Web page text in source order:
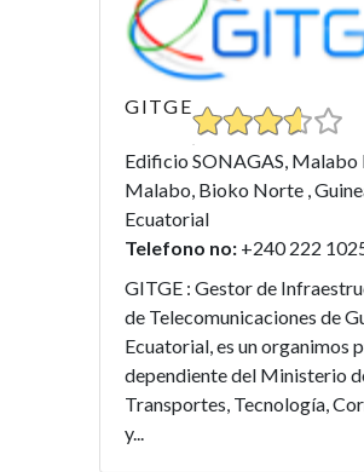
GITGE
Edificio SONAGAS, Malabo
Malabo, Bioko Norte ,
Ecuatorial
Telefono no: +240 222
GITGE : Gestor de
de Telecomunicaciones de
Ecuatorial, es un organimos
dependiente del Ministerio
Transportes, Tecnología,
y...